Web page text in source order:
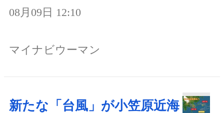
08月09日 12:10
マイナビウーマン
新たな「台風」が小笠原近海